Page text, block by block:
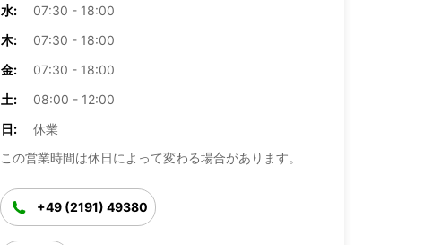
水:
07:30 - 18:00
木:
07:30 - 18:00
金:
07:30 - 18:00
土:
08:00 - 12:00
日:
休業
この営業時間は休日によって変わる場合があります。
+49 (2191) 49380